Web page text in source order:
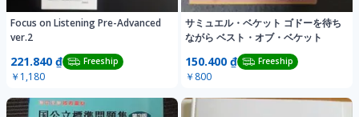
Focus on Listening Pre-Advanced
ver.2
221.840 ₫ Freeship
￥1,180
サミュエル・ベケット ゴドーを待ち
ながら ベスト・オブ・ベケット
150.400 ₫ Freeship
￥800